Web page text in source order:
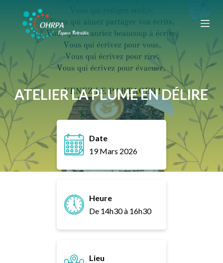
e
r
a
c
o
e
ATELIER LA PLUME EN DÉLIRE
Date
19 Mars 2026
Heure
De 14h30 à 16h30
Lieu